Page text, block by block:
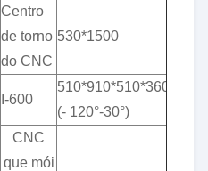
Centro
de torno
do CNC
530*1500
I-600
510*910*510*360°*
(- 120°-30°)
CNC
que mói